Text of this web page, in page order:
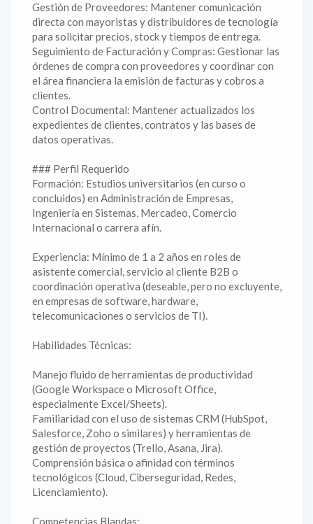
Gestión de Proveedores: Mantener comunicación
directa con mayoristas y distribuidores de tecnología
para solicitar precios, stock y tiempos de entrega.
Seguimiento de Facturación y Compras: Gestionar las
órdenes de compra con proveedores y coordinar con
el área financiera la emisión de facturas y cobros a
clientes.
Control Documental: Mantener actualizados los
expedientes de clientes, contratos y las bases de
datos operativas.
### Perfil Requerido
Formación: Estudios universitarios (en curso o
concluidos) en Administración de Empresas,
Ingeniería en Sistemas, Mercadeo, Comercio
Internacional o carrera afín.
Experiencia: Mínimo de 1 a 2 años en roles de
asistente comercial, servicio al cliente B2B o
coordinación operativa (deseable, pero no excluyente,
en empresas de software, hardware,
telecomunicaciones o servicios de TI).
Habilidades Técnicas:
Manejo fluido de herramientas de productividad
(Google Workspace o Microsoft Office,
especialmente Excel/Sheets).
Familiaridad con el uso de sistemas CRM (HubSpot,
Salesforce, Zoho o similares) y herramientas de
gestión de proyectos (Trello, Asana, Jira).
Comprensión básica o afinidad con términos
tecnológicos (Cloud, Ciberseguridad, Redes,
Licenciamiento).
Competencias Blandas: